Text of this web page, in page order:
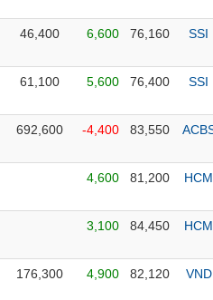
46,400 6,600 76,160 SSI
61,100 5,600 76,400 SSI
692,600 -4,400 83,550
4,600 81,200 HCM
3,100 84,450 HCM
176,300 4,900 82,120 VND